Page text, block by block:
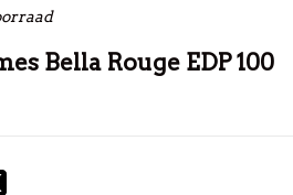
Bella Rouge EDP 100